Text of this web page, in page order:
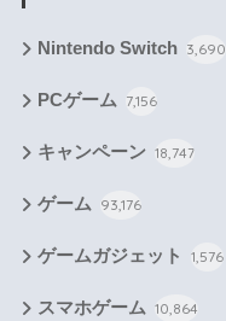
Nintendo Switch 3,690
PCゲーム 7,156
キャンペーン 18,747
ゲーム 93,176
ゲームガジェット 1,576
スマホゲーム 10,864